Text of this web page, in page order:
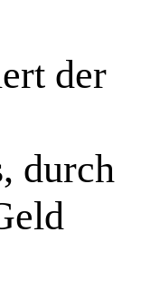
der
durch